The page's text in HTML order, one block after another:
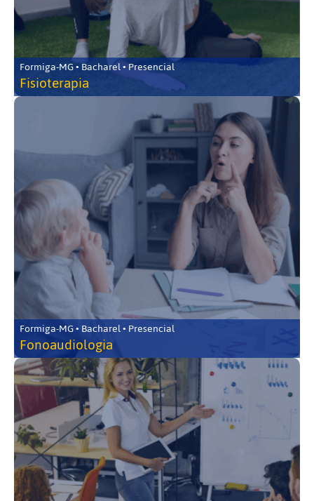
Formiga-MG • Bacharel • Presencial
Fisioterapia
Formiga-MG • Bacharel • Presencial
Fonoaudiologia